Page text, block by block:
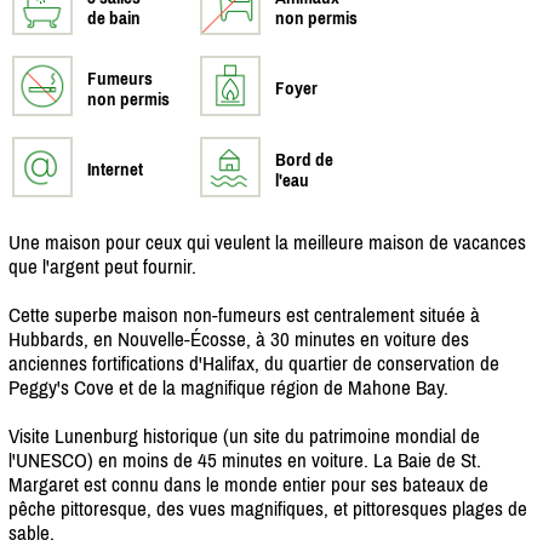
de bain
non permis
Fumeurs
non permis
Foyer
Internet
Bord de
l'eau
Une maison pour ceux qui veulent la meilleure maison de vacances
que l'argent peut fournir.
Cette superbe maison non-fumeurs est centralement située à
Hubbards, en Nouvelle-Écosse, à 30 minutes en voiture des
anciennes fortifications d'Halifax, du quartier de conservation de
Peggy's Cove et de la magnifique région de Mahone Bay.
Visite Lunenburg historique (un site du patrimoine mondial de
l'UNESCO) en moins de 45 minutes en voiture. La Baie de St.
Margaret est connu dans le monde entier pour ses bateaux de
pêche pittoresque, des vues magnifiques, et pittoresques plages de
sable.